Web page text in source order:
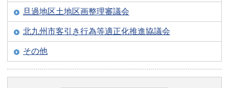
旦過地区土地区画整理審議会
北九州市客引き行為等適正化推進協議会
その他